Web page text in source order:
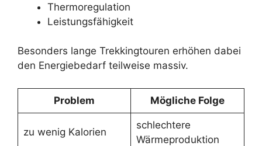
Thermoregulation
Leistungsfähigkeit
Besonders lange Trekkingtouren erhöhen dabei
den Energiebedarf teilweise massiv.
Problem Mögliche Folge
zu wenig Kalorien
schlechtere
Wärmeproduktion